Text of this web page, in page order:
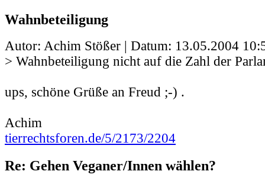
Wahnbeteiligung
Autor: Achim Stößer | Datum: 13.05.2004
> Wahnbeteiligung nicht auf die Zahl der
ups, schöne Grüße an Freud ;-) .
Achim
tierrechtsforen.de/5/2173/2204
Re: Gehen Veganer/Innen wählen?